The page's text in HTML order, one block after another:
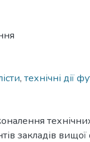
, технічні дії
закладів